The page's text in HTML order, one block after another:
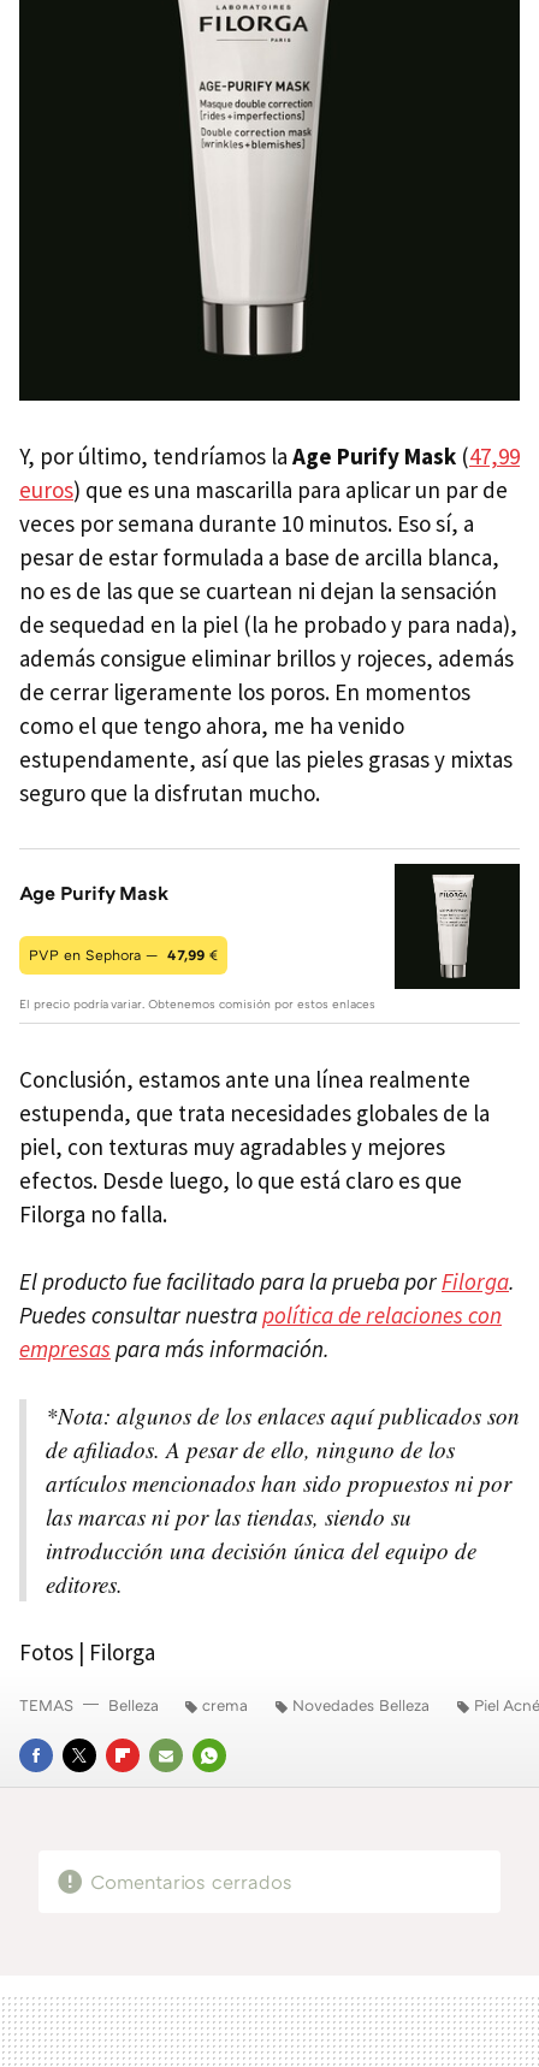
Y, por último, tendríamos la Age Purify Mask (47,99
euros) que es una mascarilla para aplicar un par de
veces por semana durante 10 minutos. Eso sí, a
pesar de estar formulada a base de arcilla blanca,
no es de las que se cuartean ni dejan la sensación
de sequedad en la piel (la he probado y para nada),
además consigue eliminar brillos y rojeces, además
de cerrar ligeramente los poros. En momentos
como el que tengo ahora, me ha venido
estupendamente, así que las pieles grasas y mixtas
seguro que la disfrutan mucho.
Age Purify Mask
PVP en Sephora — 47,99 €
El precio podría variar. Obtenemos comisión por estos enlaces
Conclusión, estamos ante una línea realmente
estupenda, que trata necesidades globales de la
piel, con texturas muy agradables y mejores
efectos. Desde luego, lo que está claro es que
Filorga no falla.
El producto fue facilitado para la prueba porFilorga.
Puedes consultar nuestrapolítica de relaciones con
empresas para más información.
*Nota: algunos de los enlaces aquí publicados son
de afiliados. A pesar de ello, ninguno de los
artículos mencionados han sido propuestos ni por
las marcas ni por las tiendas, siendo su
introducción una decisión única del equipo de
editores.
Fotos | Filorga
FACEBOOK
TWITTERFLIPBOARD
E-
WHATSAPP
TEMAS Belleza crema Novedades Belleza Piel Acné
Comentarios cerrados